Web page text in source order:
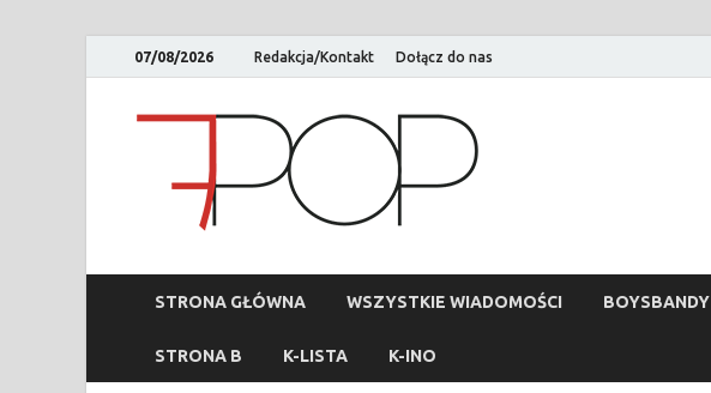
07/08/2026 Redakcja/Kontakt Dołącz do nas
STRONA GŁÓWNA WSZYSTKIE WIADOMOŚCI BOYSBANDY
STRONA B K-LISTA K-INO